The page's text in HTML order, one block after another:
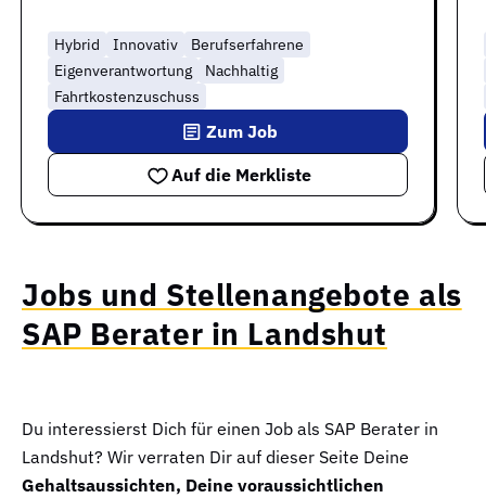
Hybrid Innovativ
Berufserfahrene
Eigenverantwortung
Nachhaltig
Fahrtkostenzuschuss
Auf die Merkliste
Zum Job
Jobs und Stellenangebote als
SAP Berater in Landshut
Du interessierst Dich für einen Job als SAP Berater in
Landshut? Wir verraten Dir auf dieser Seite Deine
Gehaltsaussichten, Deine voraussichtlichen